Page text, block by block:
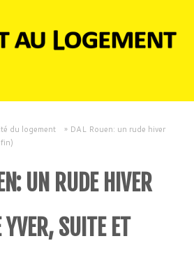
du logement » DAL Rouen: un rude hiver
UN RUDE HIVER
YVER, SUITE ET